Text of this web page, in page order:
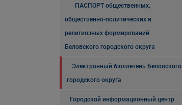
ПАСПОРТ общественных,
общественно-политических и
религиозных формирований
Беловского городского округа
Электронный бюллетень Беловского
городского округа
Городской информационный центр